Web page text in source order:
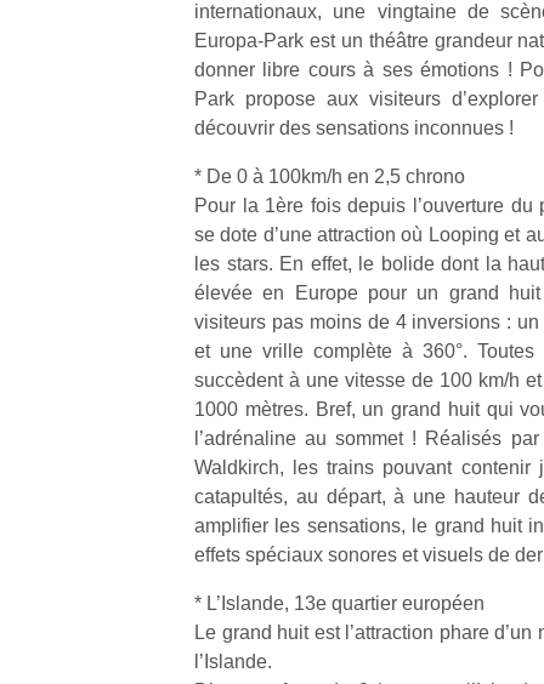
internationaux, une vingtaine de
Europa-Park est un théâtre grandeur
donner libre cours à ses émotions !
Park propose aux visiteurs
découvrir des sensations inconnues !
* De 0 à 100km/h en 2,5 chrono
Pour la 1ère fois depuis l’ouverture
se dote d’une attraction où Looping et
les stars. En effet, le bolide dont la
élevée en Europe pour un grand
visiteurs pas moins de 4 inversions :
et une vrille complète à 360°.
succèdent à une vitesse de 100 km/h
1000 mètres. Bref, un grand huit qui
l’adrénaline au sommet ! Réalisés
Waldkirch, les trains pouvant contenir
catapultés, au départ, à une hauteur
amplifier les sensations, le grand huit
effets spéciaux sonores et visuels de
* L’Islande, 13e quartier européen
Le grand huit est l’attraction phare
l’Islande.
à
…